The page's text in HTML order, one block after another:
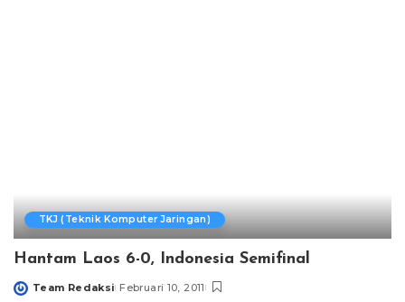
TKJ (Teknik Komputer Jaringan)
Hantam Laos 6-0, Indonesia Semifinal
Posted
Team Redaksi Februari 10, 2011